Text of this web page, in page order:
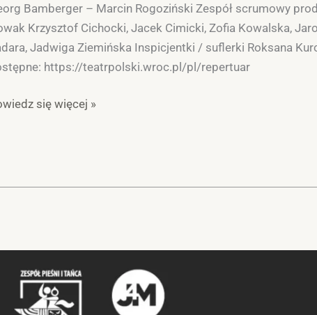
Bamberger – Marcin Rogoziński Zespół scrumowy
Krzysztof Cichocki, Jacek Cimicki, Zofia Kowalska,
Jadwiga Ziemińska Inspicjentki / suflerki Roksana
https://teatrpolski.wroc.pl/pl/repertuar
się więcej »